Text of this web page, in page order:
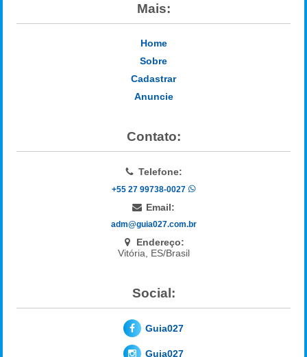
Mais:
Home
Sobre
Cadastrar
Anuncie
Contato:
Telefone:
+55 27 99738-0027
Email:
adm@guia027.com.br
Endereço:
Vitória, ES/Brasil
Social:
Guia027
Guia027